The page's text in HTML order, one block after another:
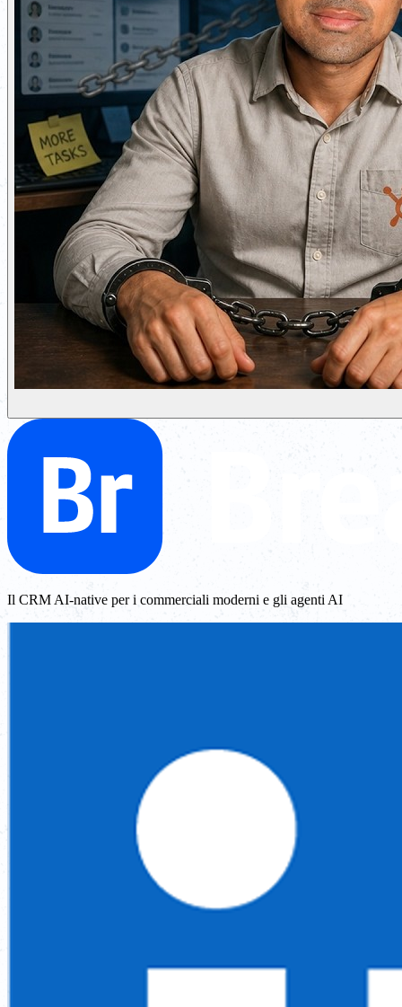
Il CRM AI-native per i commerciali moderni e gli agenti AI